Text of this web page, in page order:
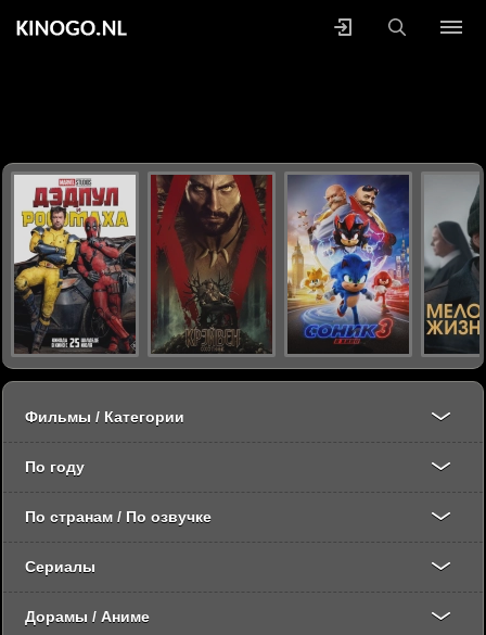
Фильмы / Категории
По году
По странам / По озвучке
Сериалы
Дорамы / Аниме